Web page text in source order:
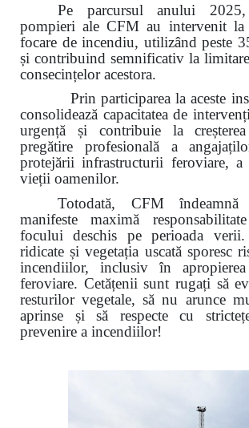
Pe parcursul anului
pompieri ale CFM au intervenit la
focare de incendiu, utilizând peste
și contribuind semnificativ la
consecințelor acestora.
Prin participarea la aceste
consolidează capacitatea de
urgență și contribuie la
pregătire profesională a
protejării infrastructurii feroviare,
vieții oamenilor.
Totodată, CFM
manifeste maximă
focului deschis pe perioada verii.
ridicate și vegetația uscată sporesc
incendiilor, inclusiv în
feroviare. Cetățenii sunt rugați să
resturilor vegetale, să nu arunce
aprinse și să respecte cu
prevenire a incendiilor!